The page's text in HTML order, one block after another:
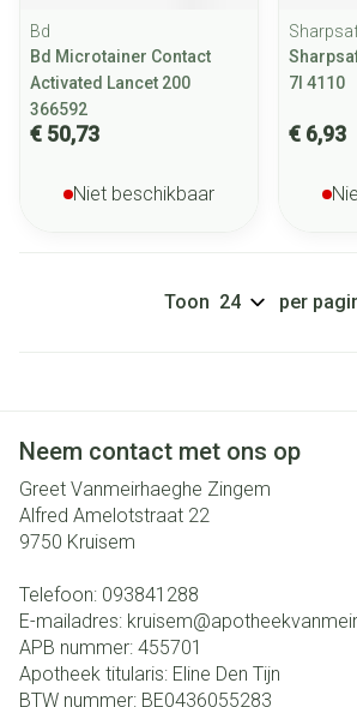
Bd
Bd Microtainer Contact
Activated Lancet 200
366592
€ 50,73
Niet beschikbaar
7l 4110
€ 6,93
Toon per
Neem contact met ons op
Greet Vanmeirhaeghe Zingem
Alfred Amelotstraat 22
9750 Kruisem
Telefoon: 093841288
E-mailadres: kruisem@
APB nummer: 455701
Apotheek titularis: Eline Den Tijn
BTW nummer: BE0436055283